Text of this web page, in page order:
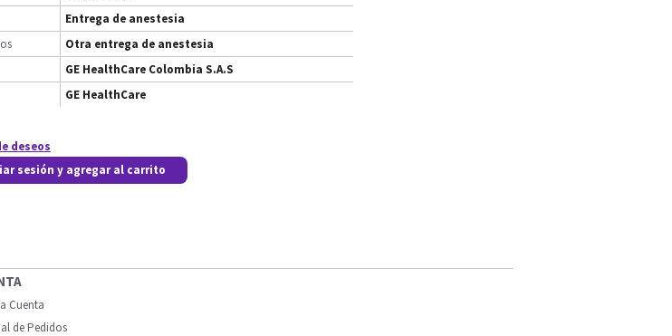
Entrega de anestesia
Otra entrega de anestesia
GE HealthCare Colombia S.A.S
GE HealthCare
deseos
sesión y agregar al carrito
Cuenta
de Pedidos